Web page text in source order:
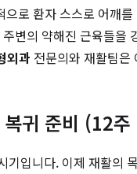
으로 환자 스스로 어
변의 약해진 근육들
외과 전문의와 재활팀은
귀 준비 (12주
입니다. 이제 재활의